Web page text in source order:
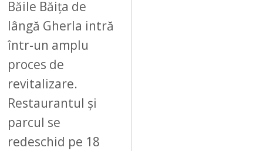
Băile Băița de
lângă Gherla intră
într-un amplu
proces de
revitalizare.
Restaurantul și
parcul se
redeschid pe 18